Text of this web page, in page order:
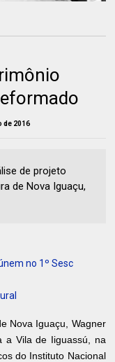
de 2016
de projeto
de Nova Iguaçu,
no 1º Sesc
Nova Iguaçu, Wagner
a Vila de Iiguassú, na
do Instituto Nacional